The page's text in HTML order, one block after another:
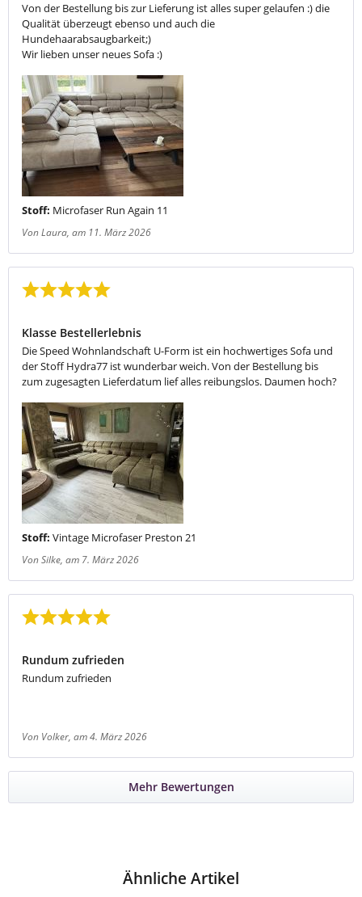
Von der Bestellung bis zur Lieferung ist alles super gelaufen :) die
Qualität überzeugt ebenso und auch die
Hundehaarabsaugbarkeit;)
Wir lieben unser neues Sofa :)
Stoff: Microfaser Run Again 11
Von Laura, am 11. März 2026
Klasse Bestellerlebnis
Die Speed Wohnlandschaft U-Form ist ein hochwertiges Sofa und
der Stoff Hydra77 ist wunderbar weich. Von der Bestellung bis
zum zugesagten Lieferdatum lief alles reibungslos. Daumen hoch?
Stoff: Vintage Microfaser Preston 21
Von Silke, am 7. März 2026
Rundum zufrieden
Rundum zufrieden
Von Volker, am 4. März 2026
Mehr Bewertungen
Ähnliche Artikel